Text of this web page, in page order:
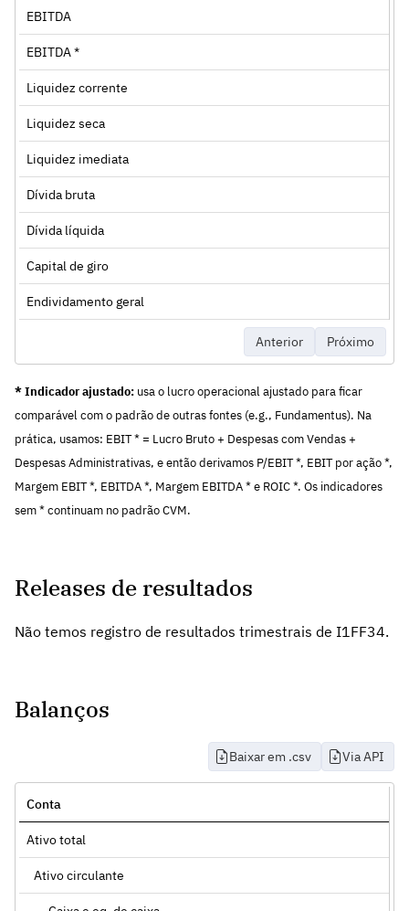
EBITDA
EBITDA *
Liquidez corrente
Liquidez seca
Liquidez imediata
Dívida bruta
Dívida líquida
Capital de giro
Endividamento geral
Anterior Próximo
* Indicador ajustado: usa o lucro operacional ajustado para ficar
comparável com o padrão de outras fontes (e.g., Fundamentus). Na
prática, usamos: EBIT * = Lucro Bruto + Despesas com Vendas +
Despesas Administrativas, e então derivamos P/EBIT *, EBIT por ação *,
Margem EBIT *, EBITDA *, Margem EBITDA * e ROIC *. Os indicadores
sem * continuam no padrão CVM.
Releases de resultados
Não temos registro de resultados trimestrais de I1FF34.
Balanços
Baixar em .csv Via API
Conta
Ativo total
Ativo circulante